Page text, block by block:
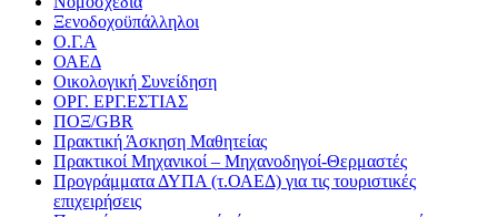
Ξενοδοχοϋπάλληλοι
Ο.Γ.Α
ΟΑΕΔ
Οικολογική Συνείδηση
ΟΡΓ. ΕΡΓ.ΕΣΤΙΑΣ
ΠΟΞ/GBR
Πρακτική Άσκηση Μαθητείας
Πρακτικοί Μηχανικοί – Μηχανοδηγοί-Θερμαστές
Προγράμματα ΔΥΠΑ (τ.ΟΑΕΔ) για τις τουριστικές
επιχειρήσεις